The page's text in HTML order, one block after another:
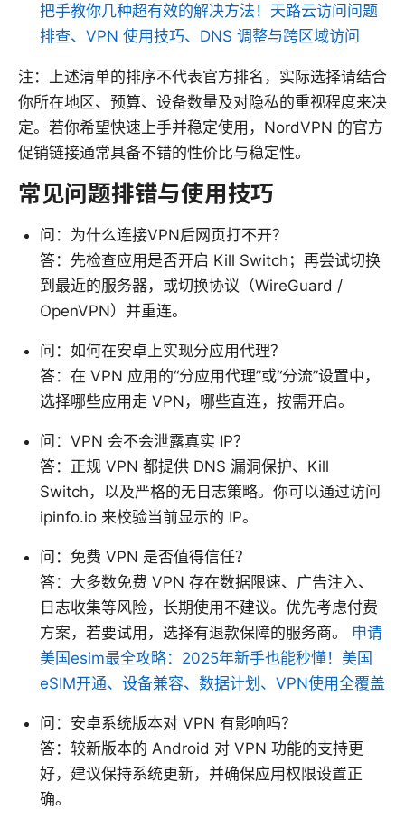
把手教你几种超有效的解决方法！天路云访问问题
排查、VPN 使用技巧、DNS 调整与跨区域访问
注：上述清单的排序不代表官方排名，实际选择请结合
你所在地区、预算、设备数量及对隐私的重视程度来决
定。若你希望快速上手并稳定使用，NordVPN 的官方
促销链接通常具备不错的性价比与稳定性。
常见问题排错与使用技巧
问：为什么连接VPN后网页打不开？
答：先检查应用是否开启 Kill Switch；再尝试切换
到最近的服务器，或切换协议（WireGuard /
OpenVPN）并重连。
问：如何在安卓上实现分应用代理？
答：在 VPN 应用的“分应用代理”或“分流”设置中，
选择哪些应用走 VPN，哪些直连，按需开启。
问：VPN 会不会泄露真实 IP？
答：正规 VPN 都提供 DNS 漏洞保护、Kill
Switch，以及严格的无日志策略。你可以通过访问
ipinfo.io 来校验当前显示的 IP。
问：免费 VPN 是否值得信任？
答：大多数免费 VPN 存在数据限速、广告注入、
日志收集等风险，长期使用不建议。优先考虑付费
方案，若要试用，选择有退款保障的服务商。 申请
美国esim最全攻略：2025年新手也能秒懂！美国
eSIM开通、设备兼容、数据计划、VPN使用全覆盖
问：安卓系统版本对 VPN 有影响吗？
答：较新版本的 Android 对 VPN 功能的支持更
好，建议保持系统更新，并确保应用权限设置正
确。